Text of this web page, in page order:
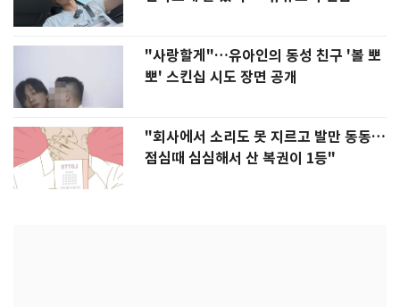
"사랑할게"…유아인의 동성 친구 '볼 뽀
뽀' 스킨십 시도 장면 공개
"회사에서 소리도 못 지르고 발만 동동…
점심때 심심해서 산 복권이 1등"